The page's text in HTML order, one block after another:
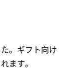
。ギフト向け
ます。